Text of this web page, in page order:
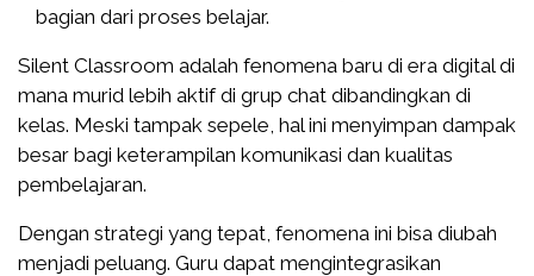
bagian dari proses belajar.
Silent Classroom adalah fenomena baru di era digital di
mana murid lebih aktif di grup chat dibandingkan di
kelas. Meski tampak sepele, hal ini menyimpan dampak
besar bagi keterampilan komunikasi dan kualitas
pembelajaran.
Dengan strategi yang tepat, fenomena ini bisa diubah
menjadi peluang. Guru dapat mengintegrasikan